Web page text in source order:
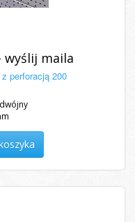
wyślij maila
perforacją 200